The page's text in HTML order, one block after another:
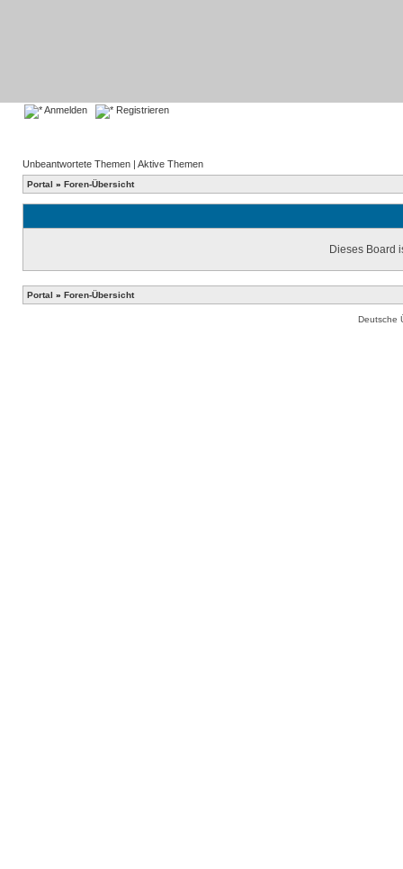
Anmelden Registrieren
Unbeantwortete Themen | Aktive Themen
Portal » Foren-Übersicht
Dieses Board
Portal » Foren-Übersicht
Deutsche